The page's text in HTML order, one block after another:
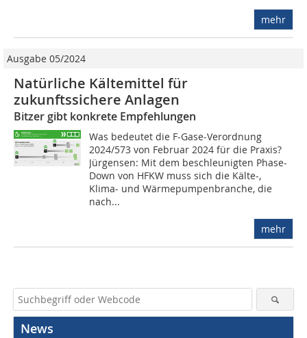
mehr
Ausgabe 05/2024
Natürliche Kältemittel für
zukunftssichere Anlagen
Bitzer gibt konkrete Empfehlungen
Was bedeutet die F-Gase-Verordnung
2024/573 von Februar 2024 für die Praxis?
Jürgensen: Mit dem beschleunigten Phase-
Down von HFKW muss sich die Kälte-,
Klima- und Wärmepumpenbranche, die
nach...
mehr
News